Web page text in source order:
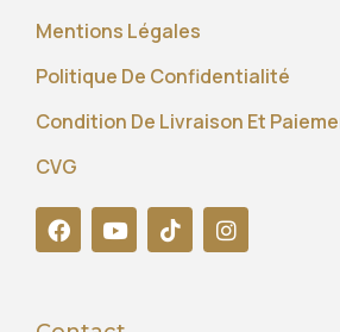
Mentions Légales
Politique De Confidentialité
Condition De Livraison Et
CVG